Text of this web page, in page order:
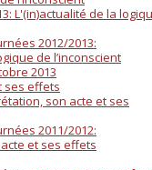
L'(in)actualité de la
2012/2013:
de l’inconscient
2013
ses effets
son acte et ses
2011/2012:
et ses effets